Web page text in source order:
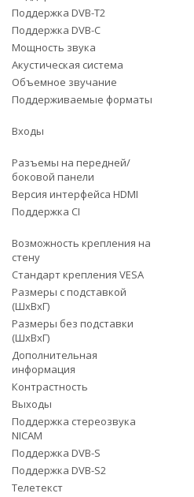
Поддержка DVB-T2
Поддержка DVB-C
Мощность звука
Акустическая система
Объемное звучание
Поддерживаемые форматы
Входы
Разъемы на передней/
боковой панели
Версия интерфейса HDMI
Поддержка CI
Возможность крепления на
стену
Стандарт крепления VESA
Размеры с подставкой
(ШxВxГ)
Размеры без подставки
(ШxВxГ)
Дополнительная
информация
Контрастность
Выходы
Поддержка стереозвука
NICAM
Поддержка DVB-S
Поддержка DVB-S2
Телетекст